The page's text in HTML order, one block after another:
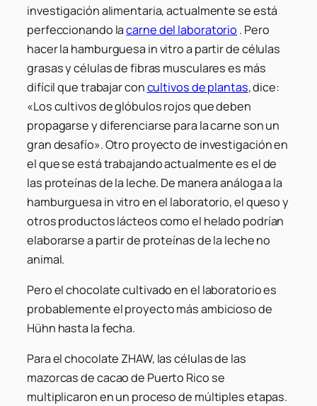
investigación alimentaria, actualmente se está
perfeccionando lacarne del laboratorio . Pero
hacer la hamburguesa in vitro a partir de células
grasas y células de fibras musculares es más
difícil que trabajar concultivos de plantas, dice:
«Los cultivos de glóbulos rojos que deben
propagarse y diferenciarse para la carne son un
gran desafío». Otro proyecto de investigación en
el que se está trabajando actualmente es el de
las proteínas de la leche. De manera análoga a la
hamburguesa in vitro en el laboratorio, el queso y
otros productos lácteos como el helado podrían
elaborarse a partir de proteínas de la leche no
animal.
Pero el chocolatecultivadoen el laboratorio es
probablemente el proyecto más ambicioso de
Hühn hasta la fecha.
Para el chocolate ZHAW, las células de las
mazorcas de cacao de Puerto Rico se
multiplicaron en un proceso de múltiples etapas.